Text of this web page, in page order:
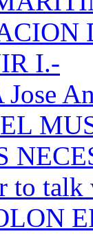
I.-
to talk